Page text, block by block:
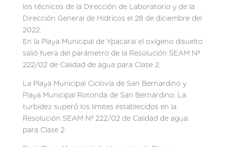
los técnicos de la Dirección de Laboratorio y de la
Dirección General de Hídricos el 28 de diciembre del
2022.
En la Playa Municipal de Ypacaraí el oxígeno disuelto
salió fuera del parámetro de la Resolución SEAM Nº
222/02 de Calidad de agua para Clase 2.
La Playa Municipal Ciclovía de San Bernardino y
Playa Municipal Rotonda de San Bernardino: La
turbidez superó los límites establecidos en la
Resolución SEAM Nº 222/02 de Calidad de agua
para Clase 2.